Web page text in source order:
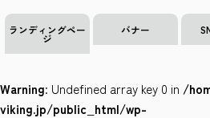
料金
制作の流れ
クリエイティブ
ランディングペー
ジ
バナー
Warning: Undefined array key 0 in /
viking.jp/public_html/wp-